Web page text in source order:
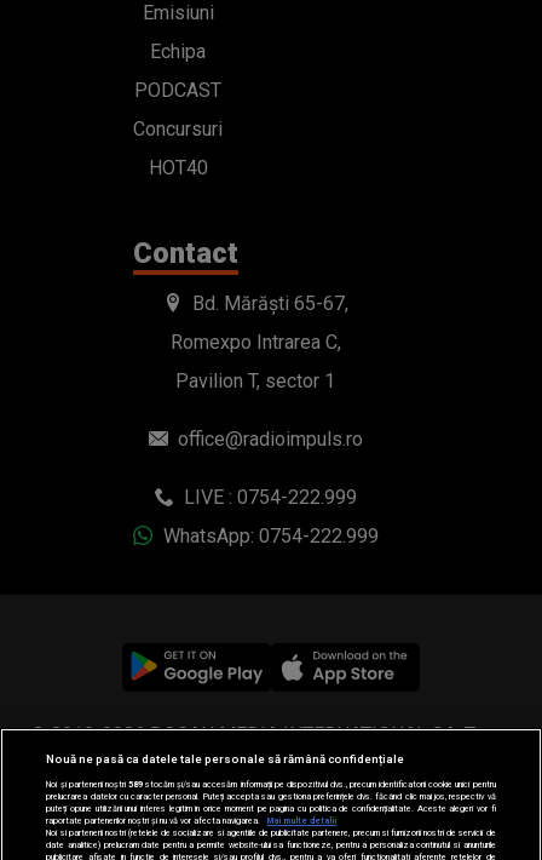
Emisiuni
Echipa
PODCAST
Concursuri
HOT40
Contact
Bd. Mărăști 65-67,
Romexpo Intrarea C,
Pavilion T, sector 1
office@radioimpuls.ro
LIVE : 0754-222.999
WhatsApp: 0754-222.999
© 2019-2026 DOGAN MEDIA INTERNATIONAL SA, Toate
drepturile rezervate.
Nouă ne pasă ca datele tale personale să rămână confidențiale
Noi și partenerii noștri589stocăm și/sau accesăm informații pe dispozitivul dvs., precum identificatorii cookie unici pentru
prelucrarea datelor cu caracter personal. Puteți accepta sau gestiona preferințele dvs. făcând clic mai jos, respectiv vă
puteți opune utilizării unui interes legitim în orice moment pe pagina cu politica de confidențialitate. Aceste alegeri vor fi
raportate partenerilor noștri și nu vă vor afecta navigarea.
Mai multe detalii
Noi si partenerii nostri (retelele de socializare si agentiile de publicitate partenere, precum si furnizorii nostri de servicii de
date analitice) prelucram date pentru a permite website-ului sa functioneze, pentru a personaliza continutul si anunturile
publicitare afisate in functie de interesele si/sau profilul dvs., pentru a va oferi functionalitati aferente retelelor de